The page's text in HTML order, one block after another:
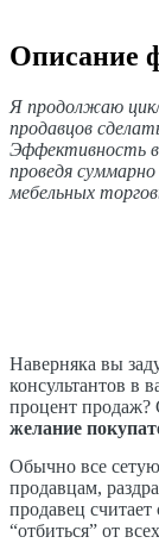
Описание
Я продолжаю
продавцов
Эффективность
проведя
мебельных
Наверняка вы
консультантов в
процент продаж?
желание
Обычно все
продавцам,
продавец считает
“отбиться” от